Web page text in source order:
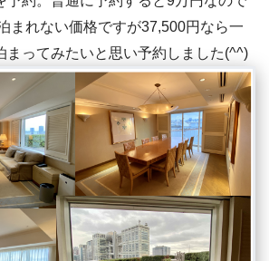
まれない価格ですが37,500円なら一
まってみたいと思い予約しました(^^)